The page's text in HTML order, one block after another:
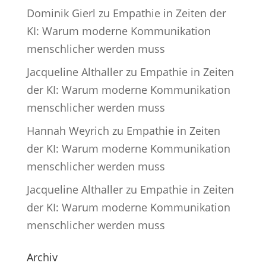
Dominik Gierl zu Empathie in Zeiten der
KI: Warum moderne Kommunikation
menschlicher werden muss
Jacqueline Althallerzu Empathie in Zeiten
der KI: Warum moderne Kommunikation
menschlicher werden muss
Hannah Weyrich zu Empathie in Zeiten
der KI: Warum moderne Kommunikation
menschlicher werden muss
Jacqueline Althallerzu Empathie in Zeiten
der KI: Warum moderne Kommunikation
menschlicher werden muss
Archiv